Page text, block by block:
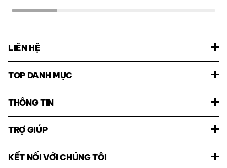
LIÊN HỆ
TOP DANH MỤC
THÔNG TIN
TRỢ GIÚP
KẾT NỐI VỚI CHÚNG TÔI